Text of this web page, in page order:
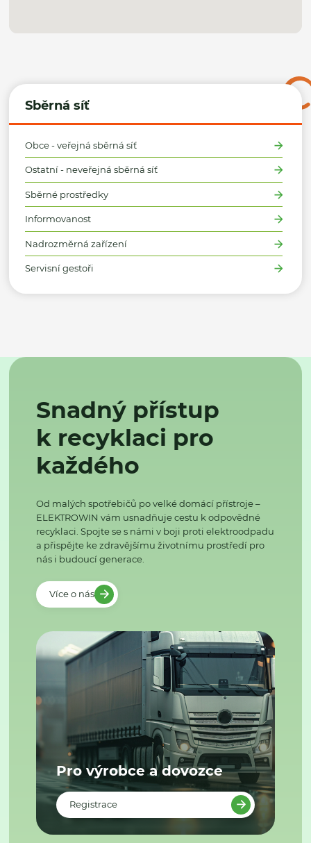
Sběrná síť
Obce - veřejná sběrná síť
Ostatní - neveřejná sběrná síť
Sběrné prostředky
Informovanost
Nadrozměrná zařízení
Servisní gestoři
Snadný přístup
k recyklaci pro
každého
Od malých spotřebičů po velké domácí přístroje –
ELEKTROWIN vám usnadňuje cestu k odpovědné
recyklaci. Spojte se s námi v boji proti elektroodpadu
a přispějte ke zdravějšímu životnímu prostředí pro
nás i budoucí generace.
Více o nás
Pro výrobce a dovozce
Registrace